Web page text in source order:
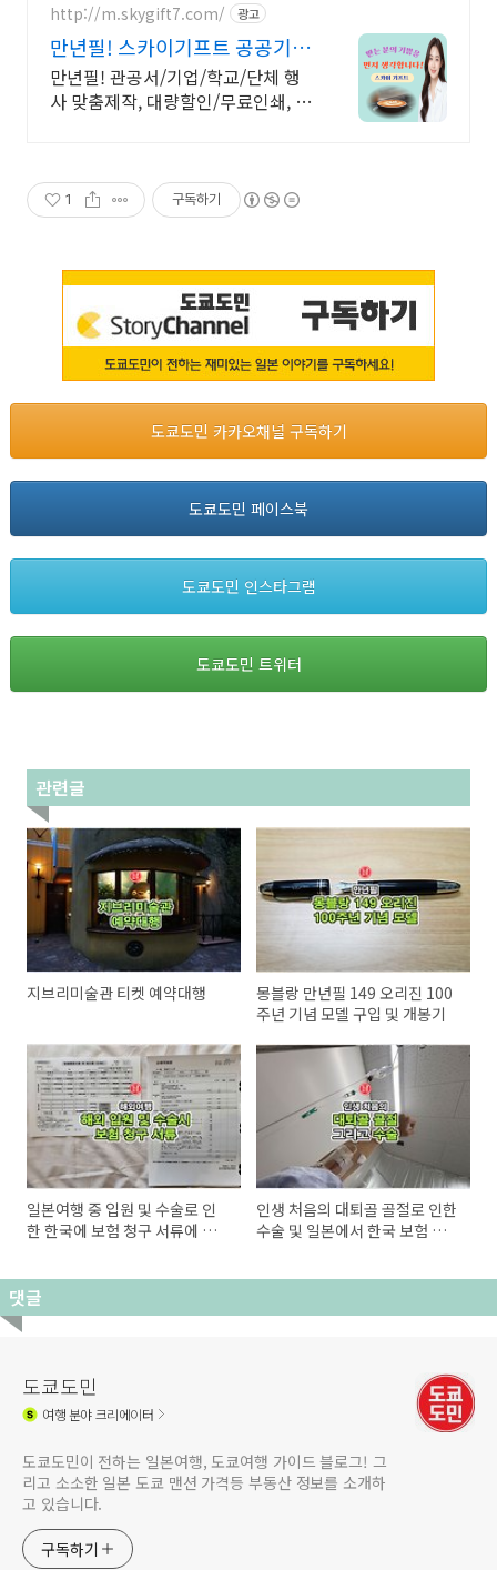
http://m.skygift7.com/ 광고
만년필! 스카이기프트 공공기관
우선구매 대상기업
만년필! 관공서/기업/학교/단체 행
사 맞춤제작, 대량할인/무료인쇄, 주
1 구독하기
도쿄도민 카카오채널 구독하기
도쿄도민 페이스북
도쿄도민 인스타그램
도쿄도민 트위터
관련글
지브리미술관 티켓 예약대행
몽블랑 만년필 149 오리진 100
주년 기념 모델 구입 및 개봉기
일본여행 중 입원 및 수술로 인
한 한국에 보험 청구 서류에 대
인생 처음의 대퇴골 골절로 인한
수술 및 일본에서 한국 보험 청
댓글
도쿄도민
여행분야 크리에이터
도쿄도민이 전하는 일본여행, 도쿄여행 가이드 블로그! 그
리고 소소한 일본 도쿄 맨션 가격등 부동산 정보를 소개하
고 있습니다.
구독하기